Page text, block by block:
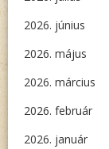
2026. június
2026. május
2026. március
2026. február
2026. január